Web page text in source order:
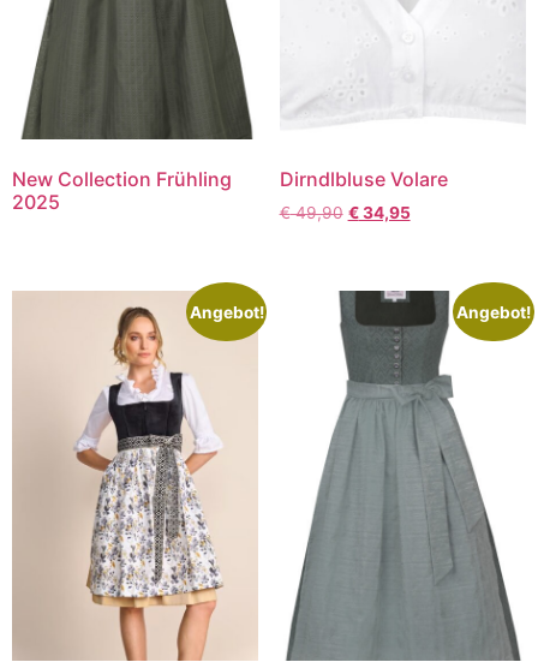
New Collection Frühling
2025
Dirndlbluse Volare
€49,90 €34,95
Angebot! Angebot!